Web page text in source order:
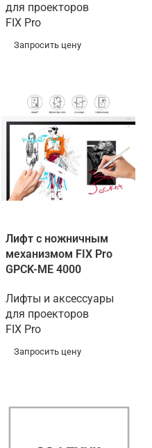
для проекторов
FIX Pro
Запросить цену
Лифт с ножничным
механизмом FIX Pro
GPCK-ME 4000
Лифты и аксессуары
для проекторов
FIX Pro
Запросить цену